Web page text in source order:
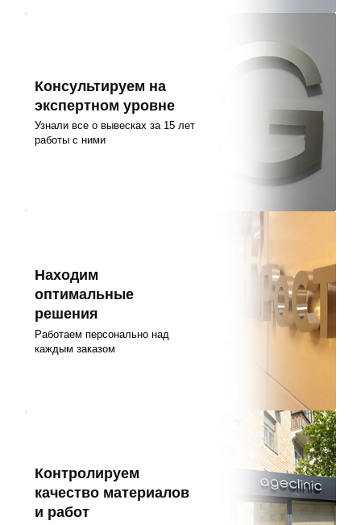
Консультируем на
экспертном уровне
Узнали все о вывесках за 15 лет
работы с ними
Находим
оптимальные
решения
Работаем персонально над
каждым заказом
Контролируем
качество материалов
и работ